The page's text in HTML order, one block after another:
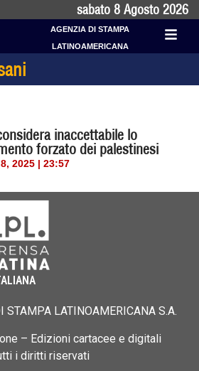
sabato 8 Agosto 2026
AGENZIA DI STAMPA
LATINOAMERICANA
inaccettabile lo
forzato dei palestinesi
2025 | 23:57
LATINOAMERICANA S.A.
– Edizioni cartacee e digitali
i diritti riservati